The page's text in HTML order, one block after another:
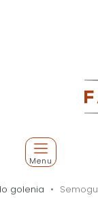
Menu
golenia